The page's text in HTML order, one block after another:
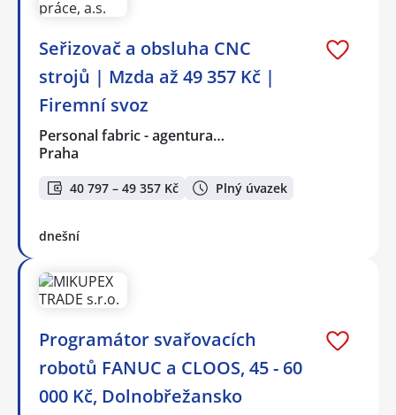
Seřizovač a obsluha CNC
strojů | Mzda až 49 357 Kč |
Firemní svoz
Personal fabric - agentura…
Praha
40 797 – 49 357 Kč Plný úvazek
dnešní
Programátor svařovacích
robotů FANUC a CLOOS, 45 - 60
000 Kč, Dolnobřežansko